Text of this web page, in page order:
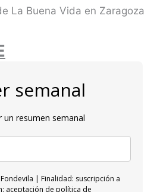
La Buena Vida en Zaragoza
semanal
un resumen semanal
| Finalidad: suscripción a
aceptación de política de